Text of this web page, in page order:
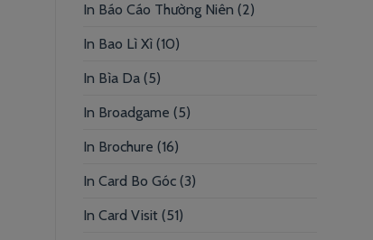
In Báo Cáo Thường Niên (2)
In Bao Lì Xì (10)
In Bìa Da (5)
In Broadgame (5)
In Brochure (16)
In Card Bo Góc (3)
In Card Visit (51)